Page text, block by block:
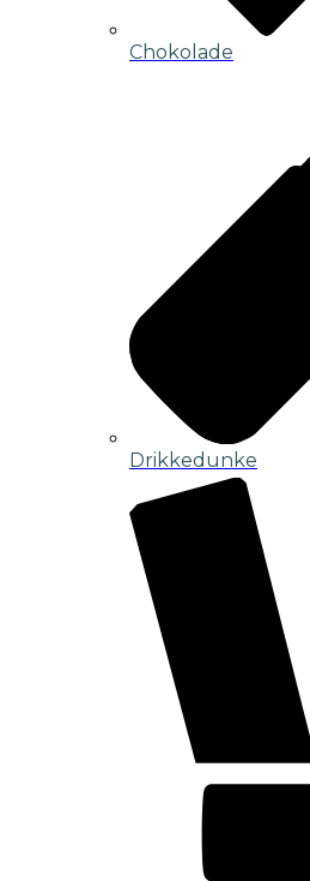
Chokolade
Drikkedunke